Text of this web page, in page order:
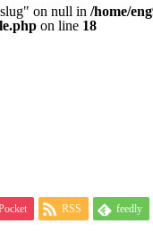
on null in /home/
on line 18
RSS feedly